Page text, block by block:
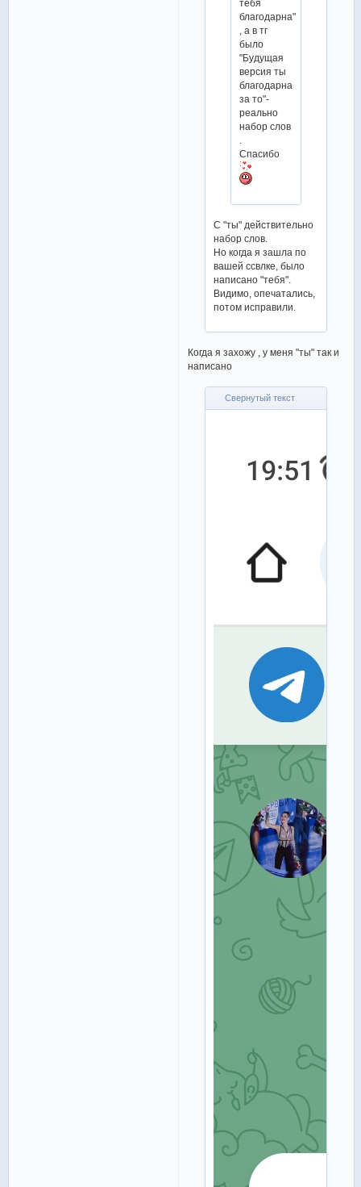
тебя
благодарна"
, а в тг
было
"Будущая
версия ты
благодарна
за то"-
реально
набор слов
Спасибо
С "ты" действительно
набор слов.
Но когда я зашла по
вашей ссвлке, было
написано "тебя".
Видимо, опечатались,
потом исправили.
Когда я захожу , у меня "ты" так и
написано
Свернутый текст